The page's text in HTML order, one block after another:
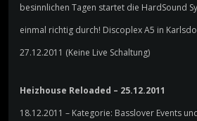
besinnlichen Tagen startet die HardSound
einmal richtig durch! Discoplex A5 in
27.12.2011 (Keine Live Schaltung)
Heizhouse Reloaded – 25.12.2011
18.12.2011 – Kategorie: Basslover Events